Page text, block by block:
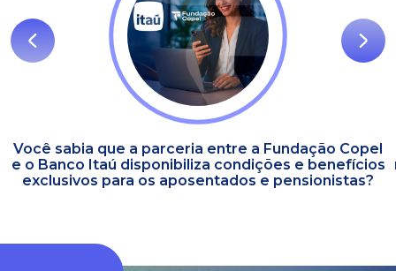
Você sabia que a parceria entre a Fundação Copel
e o Banco Itaú disponibiliza condições e benefícios
exclusivos para os aposentados e pensionistas?